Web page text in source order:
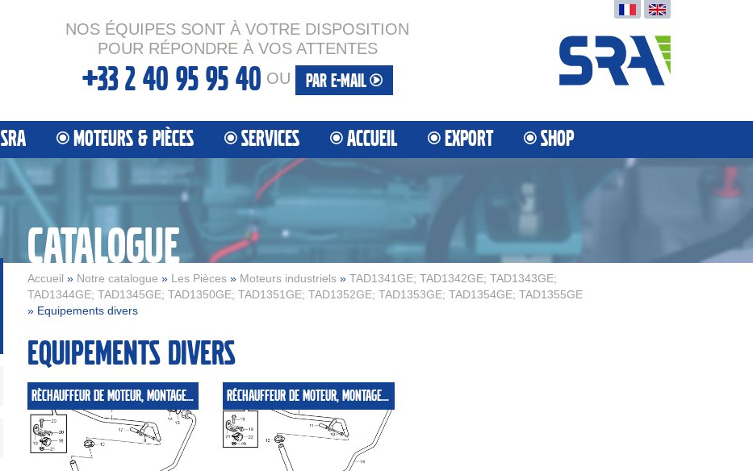
NOS ÉQUIPES SONT À VOTRE DISPOSITION
POUR RÉPONDRE À VOS ATTENTES
+33 2 40 95 95 40 OU PAR E-MAIL
SRA MOTEURS & PIÈCES SERVICES ACCUEIL EXPORT SHOP
CATALOGUE
Accueil » Notre catalogue » Les Pièces» Moteurs industriels» TAD1341GE; TAD1342GE; TAD1343GE;
TAD1344GE; TAD1345GE; TAD1350GE; TAD1351GE; TAD1352GE; TAD1353GE; TAD1354GE; TAD1355GE
» Equipements divers
Equipements divers
RÈCHAUFFEUR DE MOTEUR, MONTAGE SEPARÈ RÉCHAUFFEUR DE MOTEUR, MONTAGE INDIVIDUEL. POUR FILTRE À AIR HD